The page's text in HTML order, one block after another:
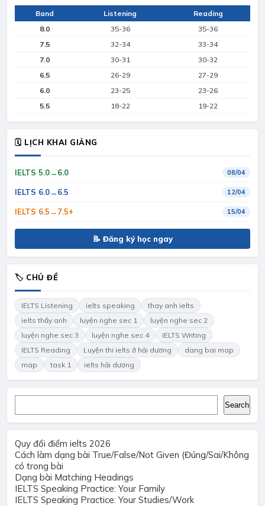
Band Listening
Reading
8.0
35-36
35-36
7.5
32-34
33-34
7.0
30-31
30-32
6.5
26-29
27-29
6.0
23-25
23-26
5.5
18-22 19-22
🗓 LỊCH KHAI GIẢNG
IELTS 5.0→6.0 08/04
IELTS 6.0→6.5 12/04
IELTS 6.5→7.5+ 15/04
📝 Đăng ký học ngay
🏷 CHỦ ĐỀ
IELTS Listening ielts speaking
thay anh ielts
ielts thầy anh
luyện nghe sec 1
luyện nghe sec 2
luyện nghe sec 3
luyện nghe sec 4
IELTS Writing
IELTS Reading
Luyện thi ielts ở hải dương
dang bai map
map
task 1 ielts hải dương
Search
Quy đổi điểm ielts 2026
Cách làm dạng bài True/False/Not Given (Đúng/Sai/Không
có trong bài
Dạng bài Matching Headings
IELTS Speaking Practice: Your Family
IELTS Speaking Practice: Your Studies/Work